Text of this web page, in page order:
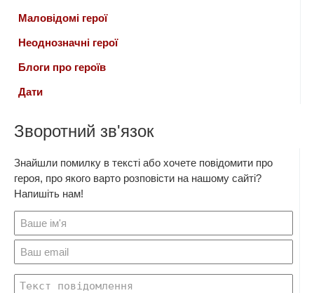
Маловідомі герої
Неоднозначні герої
Блоги про героїв
Дати
Зворотний зв'язок
Знайшли помилку в тексті або хочете повідомити про
героя, про якого варто розповісти на нашому сайті?
Напишіть нам!